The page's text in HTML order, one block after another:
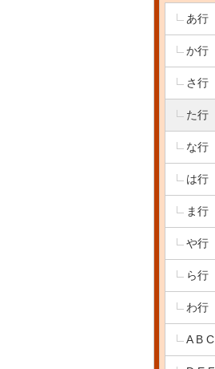
あ行
か行
さ行
た行
な行
は行
ま行
や行
ら行
わ行
A B C